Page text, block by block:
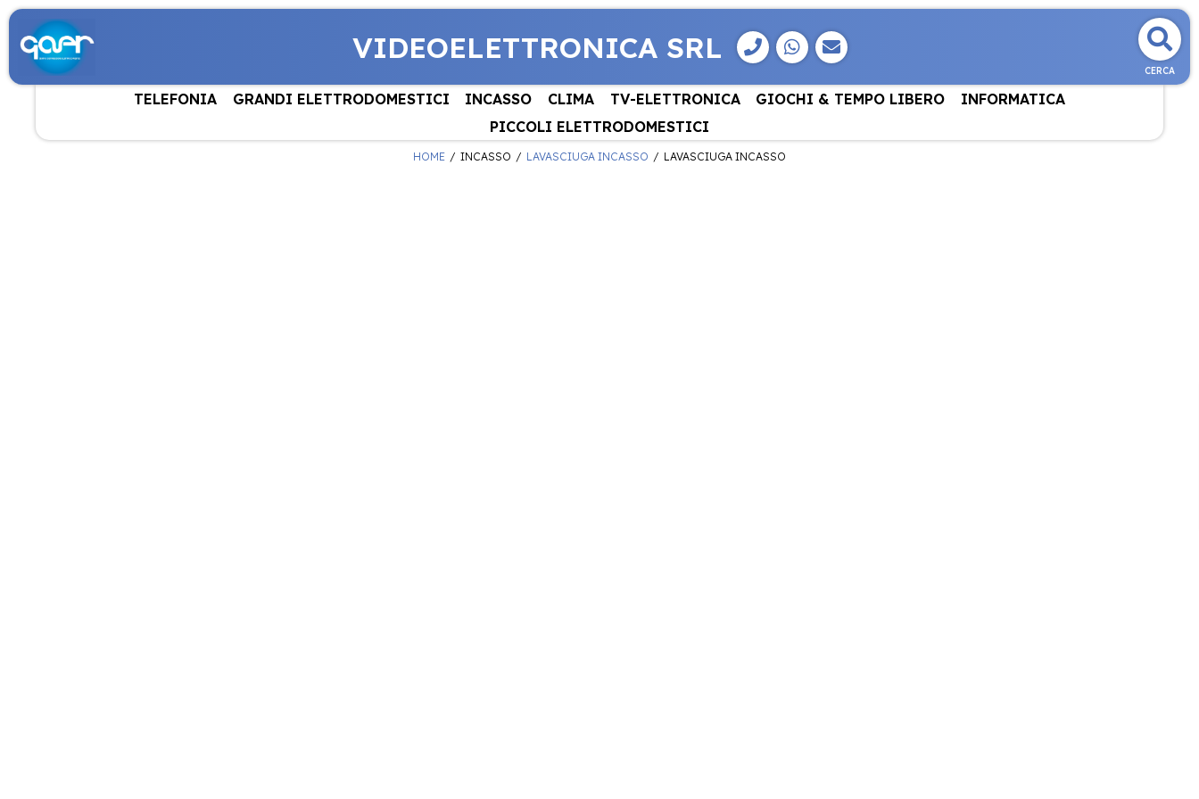
VIDEOELETTRONICA SRL
CERCA
TELEFONIA GRANDI ELETTRODOMESTICI INCASSO CLIMA TV-ELETTRONICA GIOCHI & TEMPO LIBERO
INFORMATICA
PICCOLI ELETTRODOMESTICI
HOME INCASSO LAVASCIUGA INCASSO LAVASCIUGA INCASSO